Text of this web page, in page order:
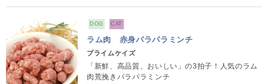
DOG CAT
ラム肉 赤身パラパラミンチ
プライムケイズ
「新鮮、高品質、おいしい」の3拍子！人気のラム
肉荒挽きパラパラミンチ